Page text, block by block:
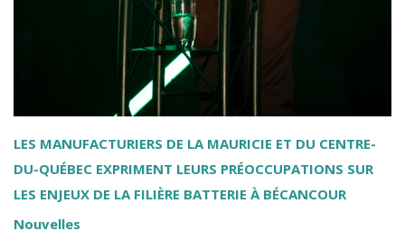
LES MANUFACTURIERS DE LA MAURICIE ET DU CENTRE-
DU-QUÉBEC EXPRIMENT LEURS PRÉOCCUPATIONS SUR
LES ENJEUX DE LA FILIÈRE BATTERIE À BÉCANCOUR
Nouvelles